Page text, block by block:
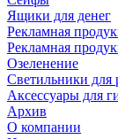
Ящики для денег
Рекламная
Рекламная
Озеленение
Светильники для
Аксессуары для
Архив
О компании